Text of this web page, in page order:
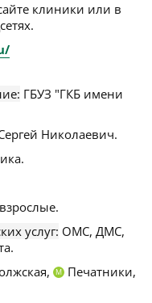
клиники или в
ГБУЗ "ГКБ имени
Николаевич.
взрослые.
услуг: ОМС, ДМС,
М Печатники,